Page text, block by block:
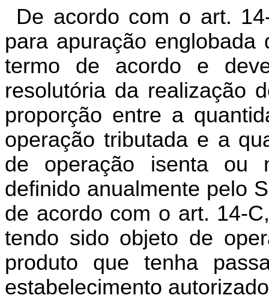
De acordo com o art.
para apuração
termo de acordo e
resolutória da realização
proporção entre a
operação tributada e a
de operação isenta ou
definido anualmente pelo
de acordo com o art. 14-
tendo sido objeto de
produto que tenha
estabelecimento